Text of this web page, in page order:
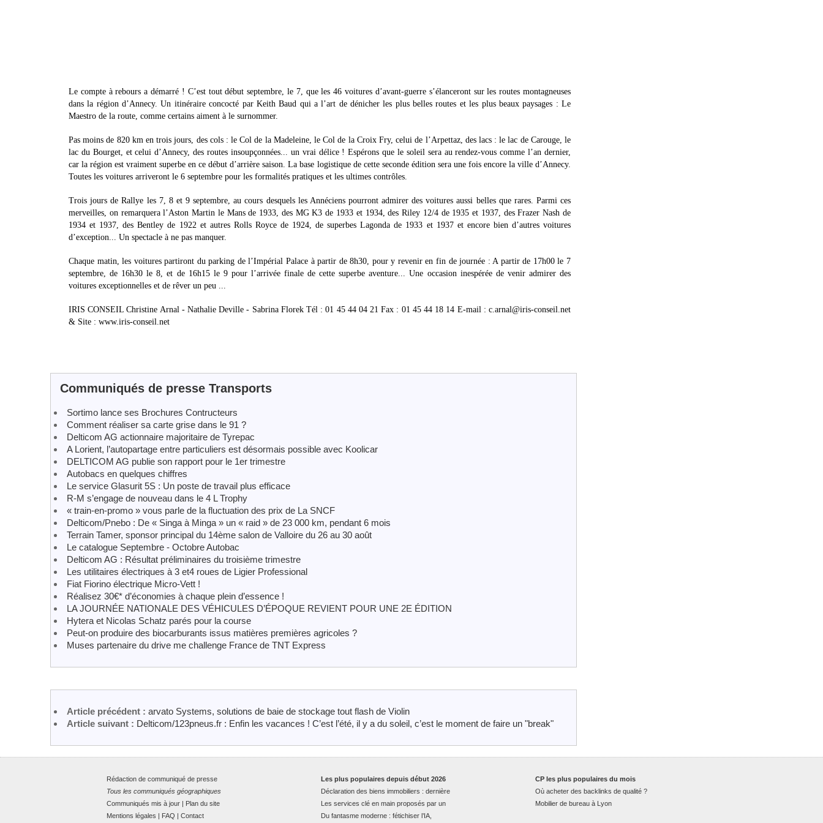
Le compte à rebours a démarré ! C’est tout début septembre, le 7, que les 46 voitures d’avant-guerre s’élanceront sur les routes montagneuses
dans la région d’Annecy. Un itinéraire concocté par Keith Baud qui a l’art de dénicher les plus belles routes et les plus beaux paysages : Le
Maestro de la route, comme certains aiment à le surnommer.
Pas moins de 820 km en trois jours, des cols : le Col de la Madeleine, le Col de la Croix Fry, celui de l’Arpettaz, des lacs : le lac de Carouge, le
lac du Bourget, et celui d’Annecy, des routes insoupçonnées... un vrai délice ! Espérons que le soleil sera au rendez-vous comme l’an dernier,
car la région est vraiment superbe en ce début d’arrière saison. La base logistique de cette seconde édition sera une fois encore la ville d’Annecy.
Toutes les voitures arriveront le 6 septembre pour les formalités pratiques et les ultimes contrôles.
Trois jours de Rallye les 7, 8 et 9 septembre, au cours desquels les Annéciens pourront admirer des voitures aussi belles que rares. Parmi ces
merveilles, on remarquera l’Aston Martin le Mans de 1933, des MG K3 de 1933 et 1934, des Riley 12/4 de 1935 et 1937, des Frazer Nash de
1934 et 1937, des Bentley de 1922 et autres Rolls Royce de 1924, de superbes Lagonda de 1933 et 1937 et encore bien d’autres voitures
d’exception... Un spectacle à ne pas manquer.
Chaque matin, les voitures partiront du parking de l’Impérial Palace à partir de 8h30, pour y revenir en fin de journée : A partir de 17h00 le 7
septembre, de 16h30 le 8, et de 16h15 le 9 pour l’arrivée finale de cette superbe aventure... Une occasion inespérée de venir admirer des
voitures exceptionnelles et de rêver un peu ...
IRIS CONSEIL Christine Arnal - Nathalie Deville - Sabrina Florek Tél : 01 45 44 04 21 Fax : 01 45 44 18 14 E-mail : c.arnal@iris-conseil.net
& Site : www.iris-conseil.net
Communiqués de presse Transports
Sortimo lance ses Brochures Contructeurs
Comment réaliser sa carte grise dans le 91 ?
Delticom AG actionnaire majoritaire de Tyrepac
A Lorient, l’autopartage entre particuliers est désormais possible avec Koolicar
DELTICOM AG publie son rapport pour le 1er trimestre
Autobacs en quelques chiffres
Le service Glasurit 5S : Un poste de travail plus efficace
R-M s’engage de nouveau dans le 4 L Trophy
« train-en-promo » vous parle de la fluctuation des prix de La SNCF
Delticom/Pnebo : De « Singa à Minga » un « raid » de 23 000 km, pendant 6 mois
Terrain Tamer, sponsor principal du 14ème salon de Valloire du 26 au 30 août
Le catalogue Septembre - Octobre Autobac
Delticom AG : Résultat préliminaires du troisième trimestre
Les utilitaires électriques à 3 et4 roues de Ligier Professional
Fiat Fiorino électrique Micro-Vett !
Réalisez 30€* d’économies à chaque plein d’essence !
LA JOURNÉE NATIONALE DES VÉHICULES D’ÉPOQUE REVIENT POUR UNE 2E ÉDITION
Hytera et Nicolas Schatz parés pour la course
Peut-on produire des biocarburants issus matières premières agricoles ?
Muses partenaire du drive me challenge France de TNT Express
Article précédent : arvato Systems, solutions de baie de stockage tout flash de Violin
Article suivant : Delticom/123pneus.fr : Enfin les vacances ! C’est l’été, il y a du soleil, c’est le moment de faire un "break"
Rédaction de communiqué de presse
Tous les communiqués géographiques
Communiqués mis à jour | Plan du site
Mentions légales | FAQ | Contact
CP les plus populaires du mois
Où acheter des backlinks de qualité ?
Mobilier de bureau à Lyon
Les plus populaires depuis début 2026
Déclaration des biens immobiliers : dernière
Les services clé en main proposés par un
Du fantasme moderne : fétichiser l’IA,